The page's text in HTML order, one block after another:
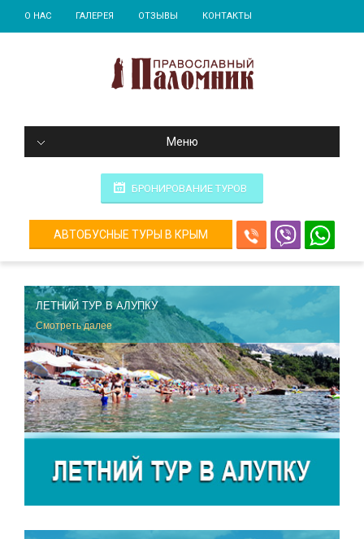
О НАС ГАЛЕРЕЯ ОТЗЫВЫ КОНТАКТЫ
Меню
БРОНИРОВАНИЕ ТУРОВ
АВТОБУСНЫЕ ТУРЫ В КРЫМ
ЛЕТНИЙ ТУР В АЛУПКУ
Смотреть далее